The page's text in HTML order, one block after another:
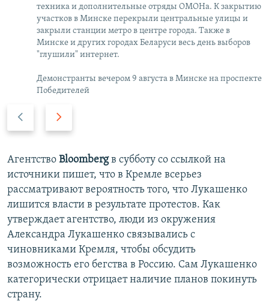
техника и дополнительные отряды ОМОНа. К закрытию
участков в Минске перекрыли центральные улицы и
закрыли станции метро в центре города. Также в
Минске и других городах Беларуси весь день выборов
"глушили" интернет.
Демонстранты вечером 9 августа в Минске на проспекте
Победителей
д
ы
д
у
щ
и
й
с
л
а
д
у
ю
щ
и
й
с
л
а
Агентство Bloombergв субботу со ссылкой на
источники пишет, что в Кремле всерьез
рассматривают вероятность того, что Лукашенко
лишится власти в результате протестов. Как
утверждает агентство, люди из окружения
Александра Лукашенко связывались с
чиновниками Кремля, чтобы обсудить
возможность его бегства в Россию. Сам Лукашенко
категорически отрицает наличие планов покинуть
страну.